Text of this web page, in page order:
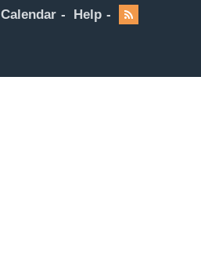
Calendar Help